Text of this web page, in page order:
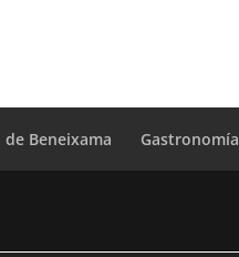
Beneixama Gastronomía